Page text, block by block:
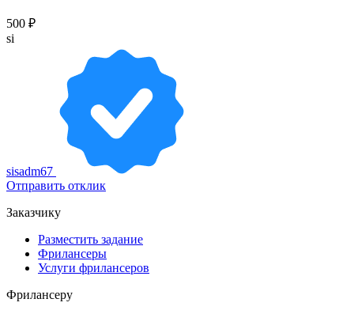
500 ₽
si
sisadm67
Отправить отклик
Заказчику
Разместить задание
Фрилансеры
Услуги фрилансеров
Фрилансеру